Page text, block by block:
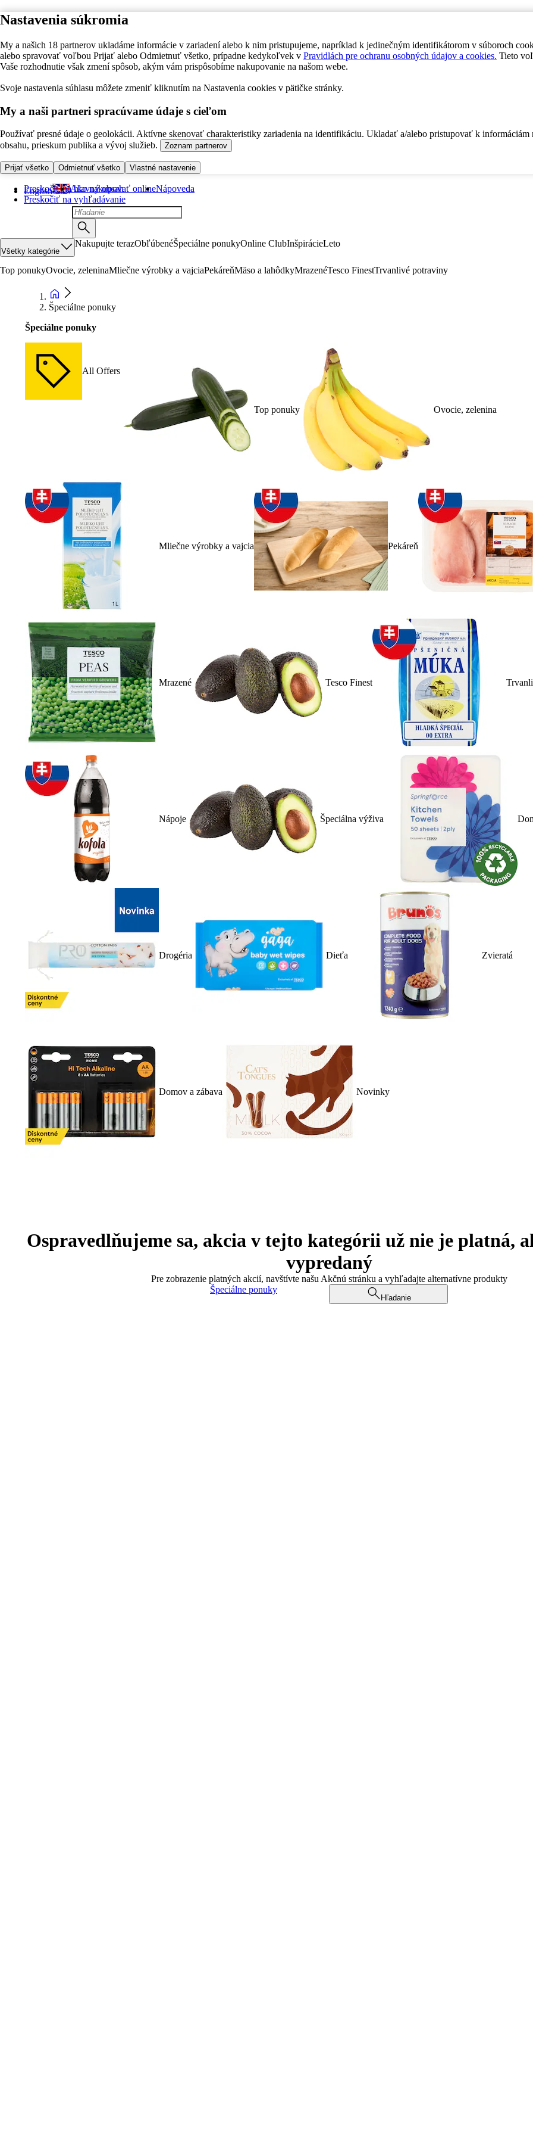
Nastavenia súkromia
My a našich 18 partnerov ukladáme informácie v zariadení alebo k nim pristupujeme, napríklad k jedinečným identifikátorom v súboroch
alebo spravovať voľbou Prijať alebo Odmietnuť všetko, prípadne kedykoľvek v Pravidlách pre ochranu osobných údajov a cookies. Tieto
Vaše rozhodnutie však zmení spôsob, akým vám prispôsobíme nakupovanie na našom webe.
Svoje nastavenia súhlasu môžete zmeniť kliknutím na Nastavenia cookies v pätičke stránky.
My a naši partneri spracúvame údaje s cieľom
Používať presné údaje o geolokácii. Aktívne skenovať charakteristiky zariadenia na identifikáciu. Ukladať a/alebo pristupovať k informáciám
obsahu, prieskum publika a vývoj služieb.
Zoznam partnerov
Prijať všetko Odmietnuť všetko Vlastné nastavenie
Preskočiť na hlavný obsah
Preskočiť na vyhľadávanie
English Ako nakupovať onlineNápoveda
Všetky kategórie
Nakupujte terazObľúbenéŠpeciálne ponukyOnline ClubInšpirácieLeto
Top ponukyOvocie, zeleninaMliečne výrobky a vajciaPekáreňMäso a lahôdkyMrazenéTesco FinestTrvanlivé potraviny
Špeciálne ponuky
Špeciálne ponuky
All Offers
Top ponuky Ovocie, zelenina
Mliečne výrobky a vajcia Pekáreň
Mrazené Tesco Finest
Nápoje Špeciálna výživa
Drogéria Dieťa Zvieratá
Domov a zábava Novinky
Ospravedlňujeme sa, akcia v tejto kategórii už nie je platná,
vypredaný
Pre zobrazenie platných akcií, navštívte našu Akčnú stránku a vyhľadajte alternatívne produkty
Špeciálne ponuky
Hľadanie